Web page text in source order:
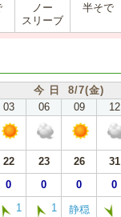
ノー
スリーブ
半そで
今 日 8/7(金)
03 06 09 12
22 23 26 31
0 0 0 0
1 1 静穏